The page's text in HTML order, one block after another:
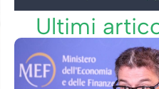
Ultimi